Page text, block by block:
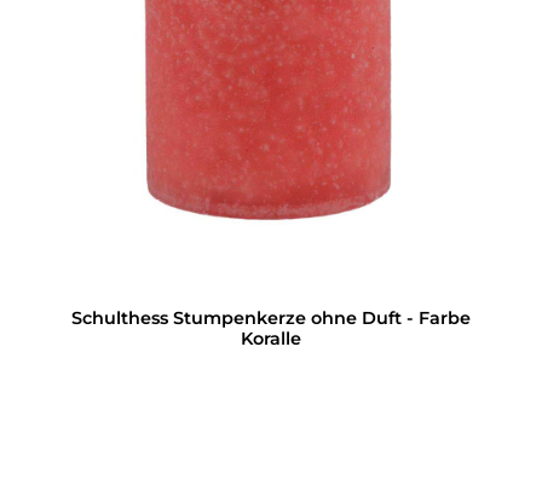
Schulthess Stumpenkerze ohne Duft - Farbe
Koralle